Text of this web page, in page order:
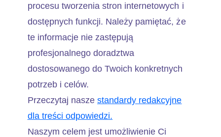
procesu tworzenia stron internetowych i
dostępnych funkcji. Należy pamiętać, że
te informacje nie zastępują
profesjonalnego doradztwa
dostosowanego do Twoich konkretnych
potrzeb i celów.
Przeczytaj nasze standardy redakcyjne
dla treści odpowiedzi.
Naszym celem jest umożliwienie Ci